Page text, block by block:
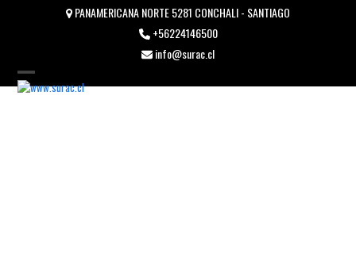
PANAMERICANA NORTE 5281 CONCHALI - SANTIAGO
+56224146500
info@surac.cl
Open
Close